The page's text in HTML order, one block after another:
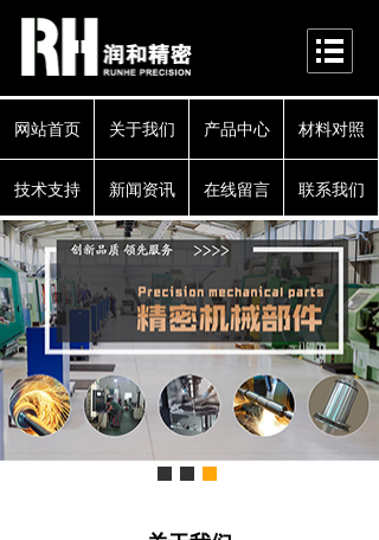
网站首页 关于我们 产品中心 材料对照
技术支持 新闻资讯 在线留言 联系我们